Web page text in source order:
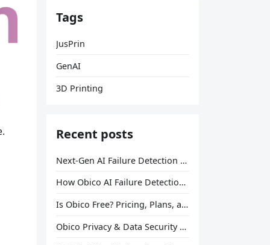
Tags
JusPrin
GenAI
3D Printing
Recent posts
Next-Gen AI Failure Detection Is Here: General Release
How Obico AI Failure Detection Works
Is Obico Free? Pricing, Plans, and What You Actually Get
Obico Privacy & Data Security Explained